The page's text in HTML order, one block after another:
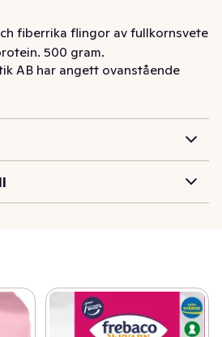
fiberrika flingor av fullkornsvete
500 gram.
AB har angett ovanstående